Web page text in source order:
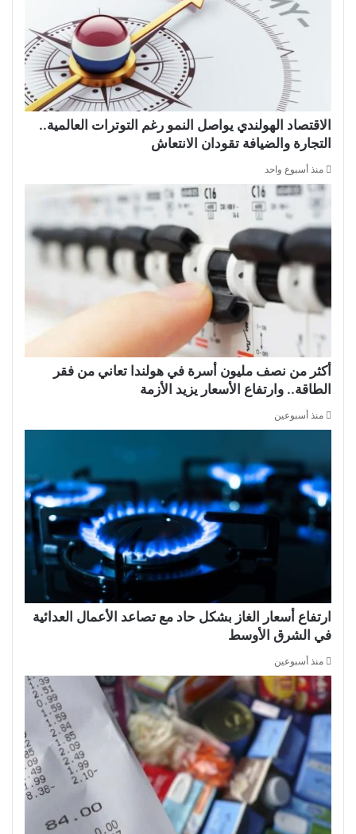
الاقتصاد الهولندي يواصل النمو رغم التوترات العالمية..
التجارة والضيافة تقودان الانتعاش
منذ أسبوع واحد
أكثر من نصف مليون أسرة في هولندا تعاني من فقر
الطاقة.. وارتفاع الأسعار يزيد الأزمة
منذ أسبوعين
ارتفاع أسعار الغاز بشكل حاد مع تصاعد الأعمال العدائية
في الشرق الأوسط
منذ أسبوعين